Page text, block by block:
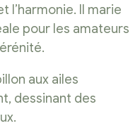
l’harmonie. Il marie
pour les amateurs
aux ailes
dessinant des